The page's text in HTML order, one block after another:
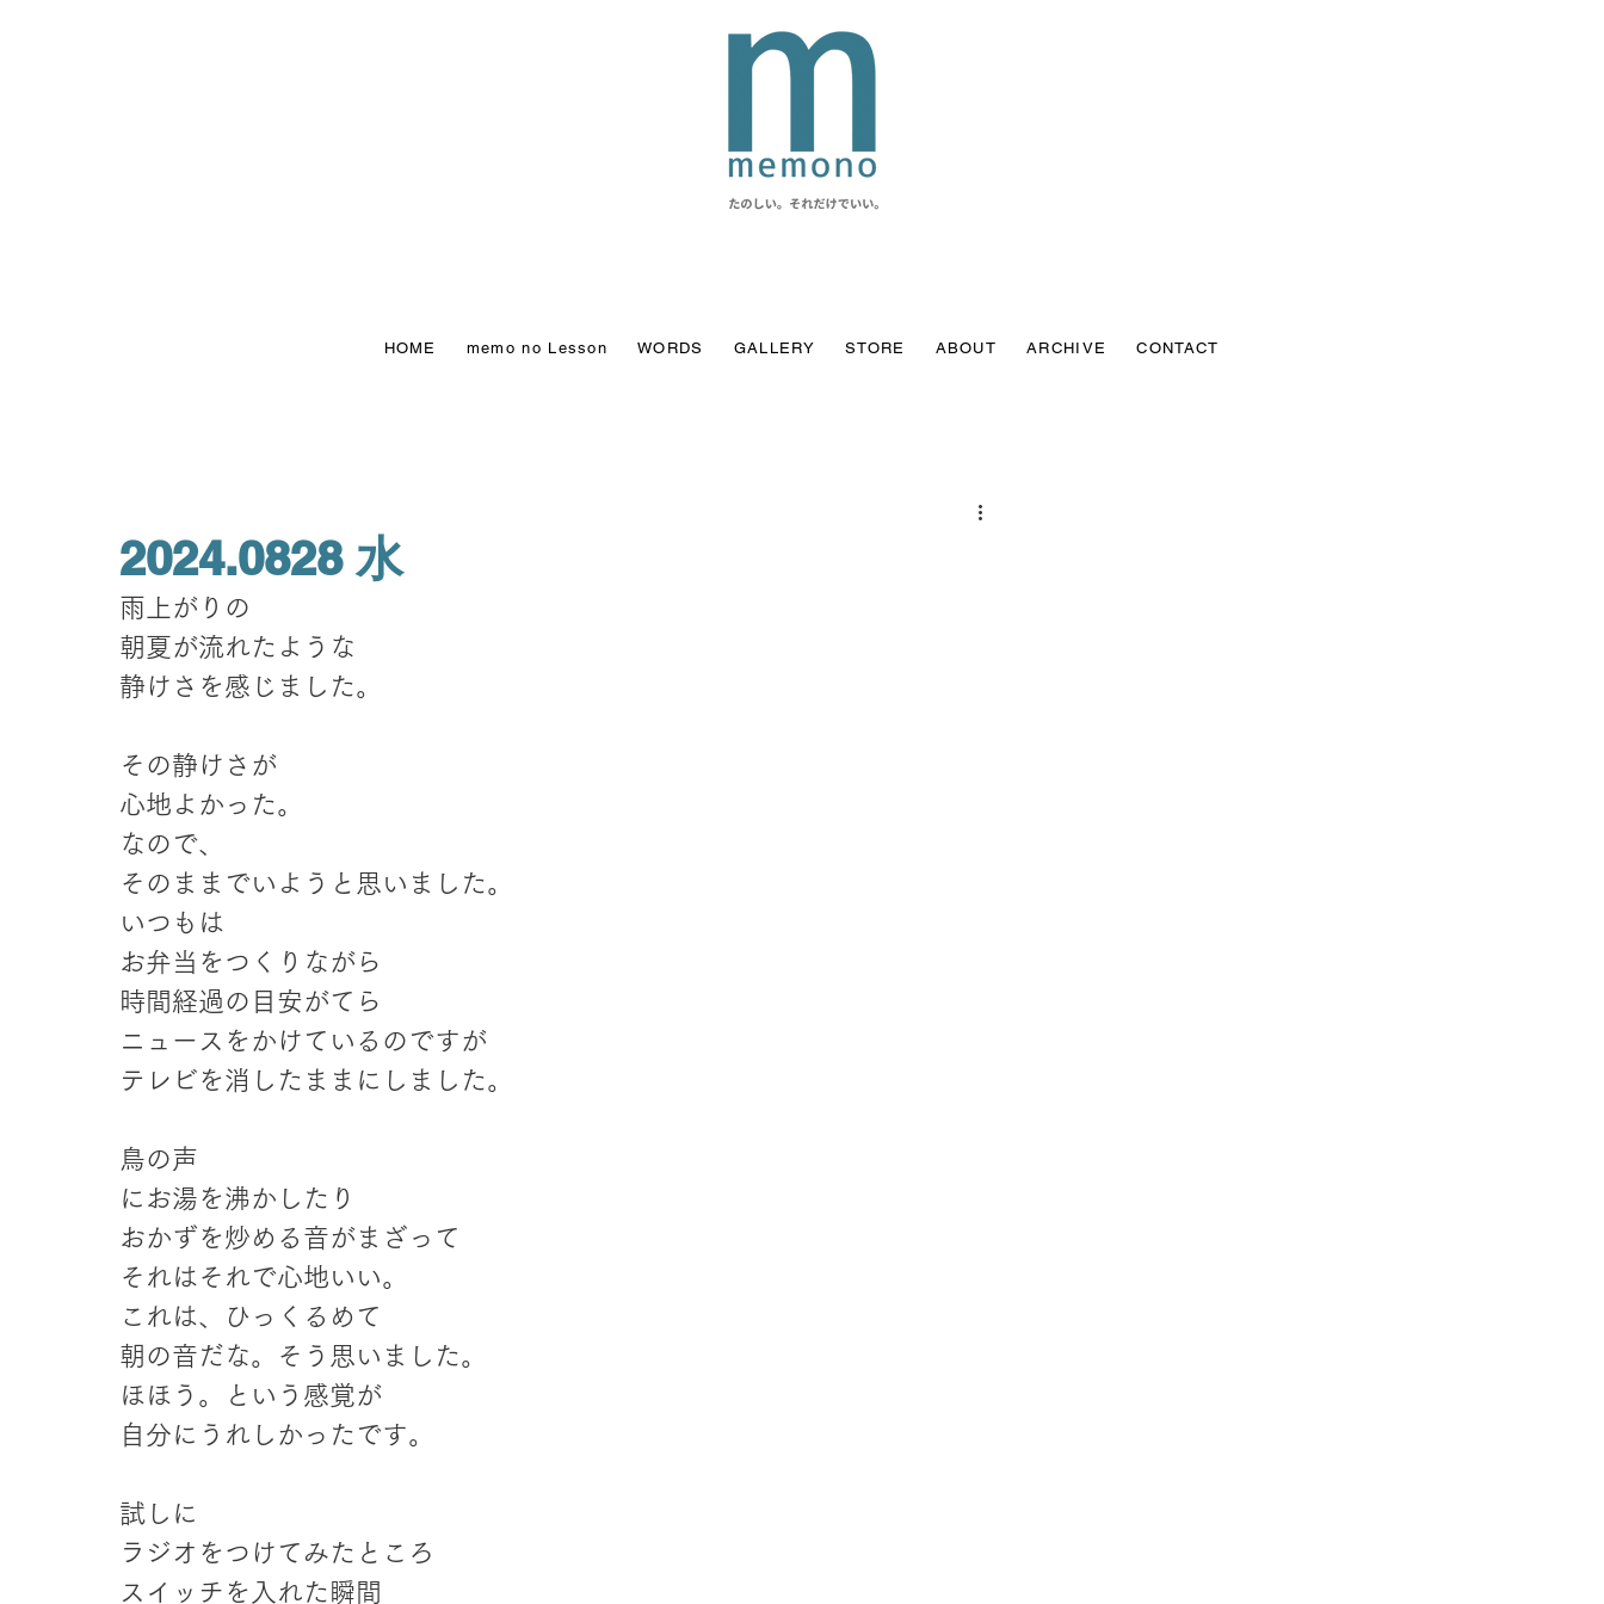
HOME memo no Lesson WORDS GALLERY STORE ABOUT ARCHIVE CONTACT
2024.0828 水
雨上がりの
朝夏が流れたような
静けさを感じました。
その静けさが
心地よかった。
なので、
そのままでいようと思いました。
いつもは
お弁当をつくりながら
時間経過の目安がてら
ニュースをかけているのですが
テレビを消したままにしました。
鳥の声
にお湯を沸かしたり
おかずを炒める音がまざって
それはそれで心地いい。
これは、ひっくるめて
朝の音だな。そう思いました。
ほほう。という感覚が
自分にうれしかったです。
試しに
ラジオをつけてみたところ
スイッチを入れた瞬間